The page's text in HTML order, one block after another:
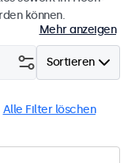
können.
Mehr anzeigen
Sortieren
Alle Filter löschen